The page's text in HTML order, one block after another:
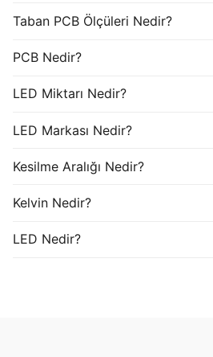
Taban PCB Ölçüleri Nedir?
PCB Nedir?
LED Miktarı Nedir?
LED Markası Nedir?
Kesilme Aralığı Nedir?
Kelvin Nedir?
LED Nedir?